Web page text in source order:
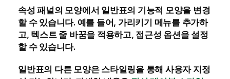
속성 패널의 모양에서 일반표의 기능적 모양을 변경
할 수 있습니다. 예를 들어, 가리키기 메뉴를 추가하
고, 텍스트 줄 바꿈을 적용하고, 접근성 옵션을 설정
할 수 있습니다.
일반표의 다른 모양은 스타일링을 통해 사용자 지정